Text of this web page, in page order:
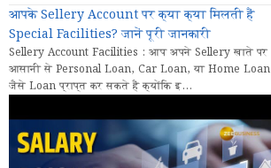
आपके Sellery Account पर क्या क्या मिलती हैं
Special Facilities? जानें पूरी जानकारी
Sellery Account Facilities : आप अपने Sellery खाते पर
आसानी से Personal Loan, Car Loan, या Home Loan
जैसे Loan प्राप्त कर सकते हैं क्योंकि इ...